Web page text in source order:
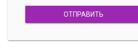
ОТПРАВИТЬ